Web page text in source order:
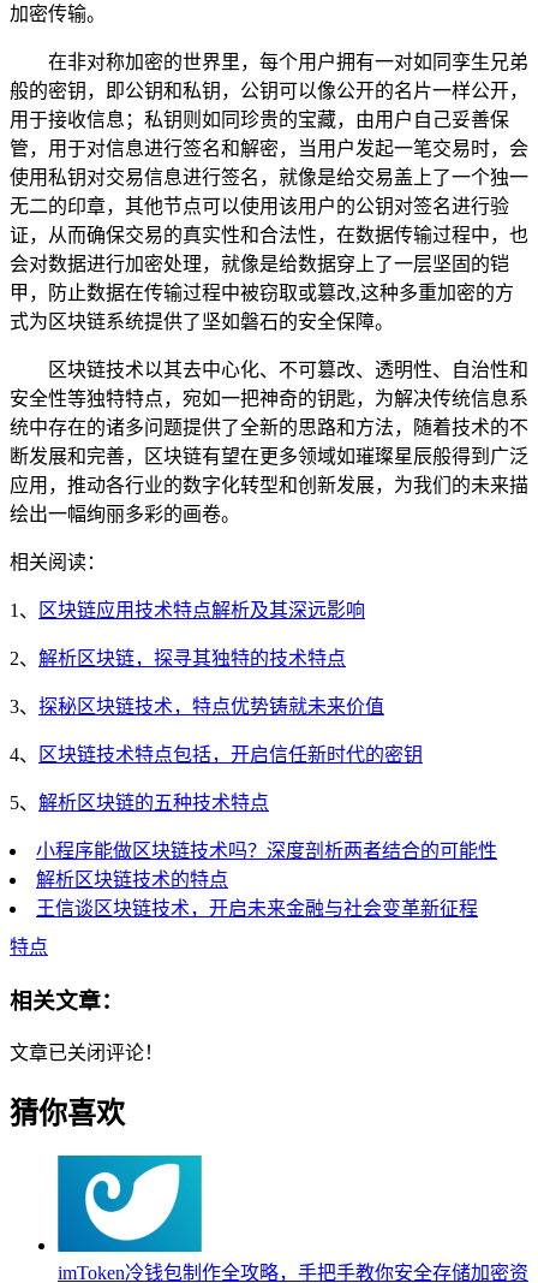
加密传输。
在非对称加密的世界里，每个用户拥有一对如同孪生兄弟
般的密钥，即公钥和私钥，公钥可以像公开的名片一样公开，
用于接收信息；私钥则如同珍贵的宝藏，由用户自己妥善保
管，用于对信息进行签名和解密，当用户发起一笔交易时，会
使用私钥对交易信息进行签名，就像是给交易盖上了一个独一
无二的印章，其他节点可以使用该用户的公钥对签名进行验
证，从而确保交易的真实性和合法性，在数据传输过程中，也
会对数据进行加密处理，就像是给数据穿上了一层坚固的铠
甲，防止数据在传输过程中被窃取或篡改,这种多重加密的方
式为区块链系统提供了坚如磐石的安全保障。
区块链技术以其去中心化、不可篡改、透明性、自治性和
安全性等独特特点，宛如一把神奇的钥匙，为解决传统信息系
统中存在的诸多问题提供了全新的思路和方法，随着技术的不
断发展和完善，区块链有望在更多领域如璀璨星辰般得到广泛
应用，推动各行业的数字化转型和创新发展，为我们的未来描
绘出一幅绚丽多彩的画卷。
相关阅读：
1、 区块链应用技术特点解析及其深远影响
2、 解析区块链，探寻其独特的技术特点
3、 探秘区块链技术，特点优势铸就未来价值
4、 区块链技术特点包括，开启信任新时代的密钥
5、 解析区块链的五种技术特点
小程序能做区块链技术吗？深度剖析两者结合的可能性
解析区块链技术的特点
王信谈区块链技术，开启未来金融与社会变革新征程
特点
相关文章：
文章已关闭评论！
猜你喜欢
imToken冷钱包制作全攻略，手把手教你安全存储加密资